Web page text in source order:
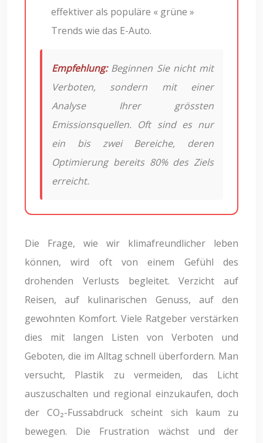
effektiver als populäre « grüne »
Trends wie das E-Auto.
Empfehlung:Beginnen Sie nicht mit
Verboten, sondern mit einer
Analyse Ihrer grössten
Emissionsquellen. Oft sind es nur
ein bis zwei Bereiche, deren
Optimierung bereits 80% des Ziels
erreicht.
Die Frage, wie wir klimafreundlicher leben
können, wird oft von einem Gefühl des
drohenden Verlusts begleitet. Verzicht auf
Reisen, auf kulinarischen Genuss, auf den
gewohnten Komfort. Viele Ratgeber verstärken
dies mit langen Listen von Verboten und
Geboten, die im Alltag schnell überfordern. Man
versucht, Plastik zu vermeiden, das Licht
auszuschalten und regional einzukaufen, doch
der CO₂-Fussabdruck scheint sich kaum zu
bewegen. Die Frustration wächst und der